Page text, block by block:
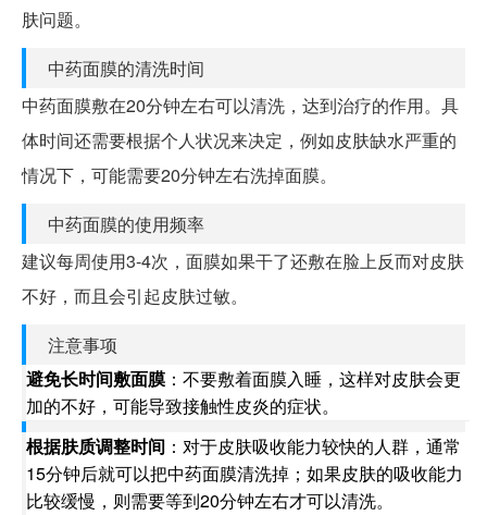
肤问题。
中药面膜的清洗时间
中药面膜敷在20分钟左右可以清洗，达到治疗的作用。具
体时间还需要根据个人状况来决定，例如皮肤缺水严重的
情况下，可能需要20分钟左右洗掉面膜。
中药面膜的使用频率
建议每周使用3-4次，面膜如果干了还敷在脸上反而对皮肤
不好，而且会引起皮肤过敏。
注意事项
避免长时间敷面膜 ：不要敷着面膜入睡，这样对皮肤会更
加的不好，可能导致接触性皮炎的症状。
根据肤质调整时间 ：对于皮肤吸收能力较快的人群，通常
15分钟后就可以把中药面膜清洗掉；如果皮肤的吸收能力
比较缓慢，则需要等到20分钟左右才可以清洗。